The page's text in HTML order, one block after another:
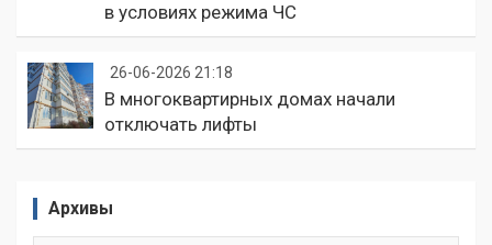
в условиях режима ЧС
26-06-2026 21:18
В многоквартирных домах начали
отключать лифты
Архивы